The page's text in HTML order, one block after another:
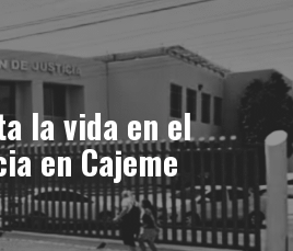
la vida en el
en Cajeme